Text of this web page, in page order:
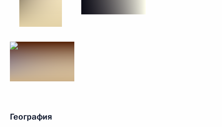
География